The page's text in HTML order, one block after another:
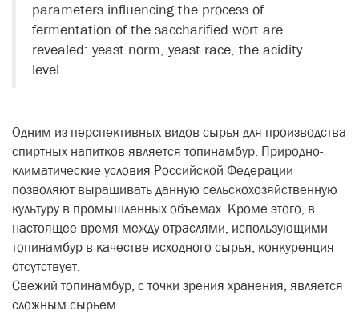
parameters influencing the process of
fermentation of the saccharified wort are
revealed: yeast norm, yeast race, the acidity
level.
Одним из перспективных видов сырья для производства
спиртных напитков является топинамбур. Природно-
климатические условия Российской Федерации
позволяют выращивать данную сельскохозяйственную
культуру в промышленных объемах. Кроме этого, в
настоящее время между отраслями, использующими
топинамбур в качестве исходного сырья, конкуренция
отсутствует.
Свежий топинамбур, с точки зрения хранения, является
сложным сырьем.